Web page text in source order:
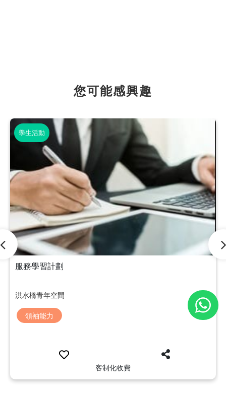
您可能感興趣
學生活動
服務學習計劃
洪水橋青年空間
領袖能力
客制化收費